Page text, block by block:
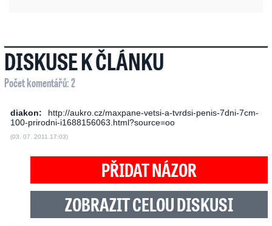
DISKUSE K ČLÁNKU
Počet komentářů: 2
diakon:
http://aukro.cz/maxpane-vetsi-a-tvrdsi-penis-7dni-7cm-
100-prirodni-i1688156063.html?source=oo
(03. 07. 2011 17:03)
PŘIDAT NÁZOR
ZOBRAZIT CELOU DISKUSI